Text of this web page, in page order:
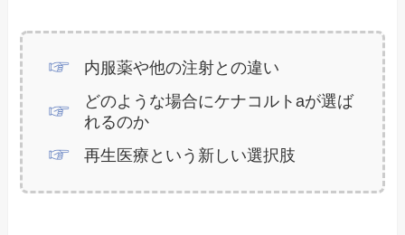
内服薬や他の注射との違い
どのような場合にケナコルトaが選ば
れるのか
再生医療という新しい選択肢